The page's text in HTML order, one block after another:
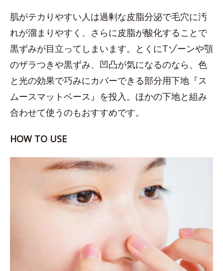
肌がテカりやすい人は過剰な皮脂分泌で毛穴に汚
れが溜まりやすく、さらに皮脂が酸化することで
黒ずみが目立ってしまいます。とくにTゾーンや顎
のザラつきや黒ずみ、凹凸が気になるのなら、色
と光の効果で巧みにカバーできる部分用下地『ス
ムースマットベース』を投入。ほかの下地と組み
合わせて使うのもおすすめです。
HOW TO USE